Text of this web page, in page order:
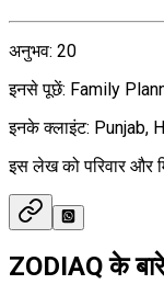
अनुभव: 20
इनसे पूछें: Family
इनके क्लाइंट: Punjab,
इस लेख को परिवार और
ZODIAQ के